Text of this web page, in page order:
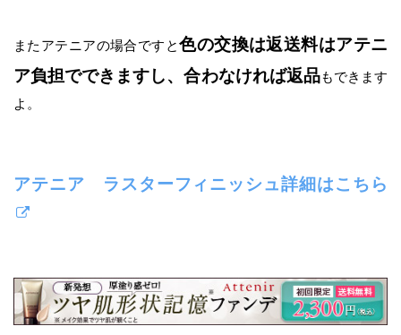
またアテニアの場合ですと色の交換は返送料はアテニ
ア負担でできますし、合わなければ返品もできます
よ。
アテニア ラスターフィニッシュ詳細はこちら